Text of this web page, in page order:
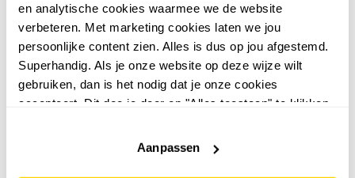
en analytische cookies waarmee we de website
verbeteren. Met marketing cookies laten we jou
persoonlijke content zien. Alles is dus op jou afgestemd.
Superhandig. Als je onze website op deze wijze wilt
gebruiken, dan is het nodig dat je onze cookies
accepteert. Dit doe je door op "Alles toestaan" te klikken.
website niet optimaal functioneert.
Aanpassen